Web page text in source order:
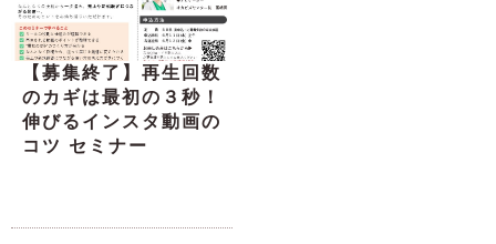
【募集終了】再生回数
のカギは最初の３秒！
伸びるインスタ動画の
コツ セミナー